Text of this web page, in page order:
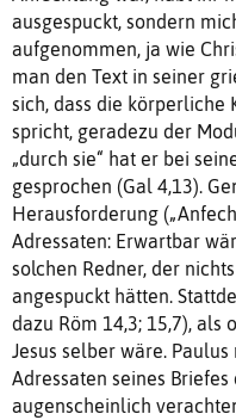
ausgespuckt, sondern
aufgenommen, ja wie
man den Text in seiner
sich, dass die körperliche
spricht, geradezu der
„durch sie“ hat er bei
gesprochen (Gal 4,13).
Herausforderung
Adressaten: Erwartbar
solchen Redner, der
angespuckt hätten.
dazu Röm 14,3; 15,7), als
Jesus selber wäre.
Adressaten seines
augenscheinlich